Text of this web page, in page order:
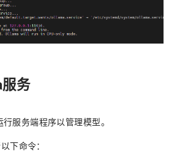
务
服务端程序以管理模型。
下命令：